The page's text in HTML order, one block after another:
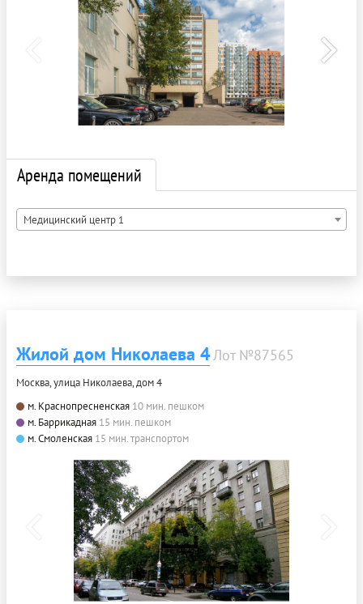
Аренда помещений
Медицинский центр 1
Жилой дом Николаева 4 Лот №87565
Москва, улица Николаева, дом 4
м. Краснопресненская 10 мин. пешком
м. Баррикадная 15 мин. пешком
м. Смоленская 15 мин. транспортом